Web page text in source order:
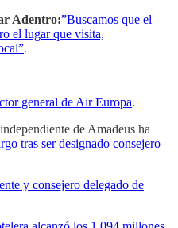
Adentro:”Buscamos que el
el lugar que visita,
.
general de Air Europa.
de Amadeus ha
tras ser designado consejero
y consejero delegado de